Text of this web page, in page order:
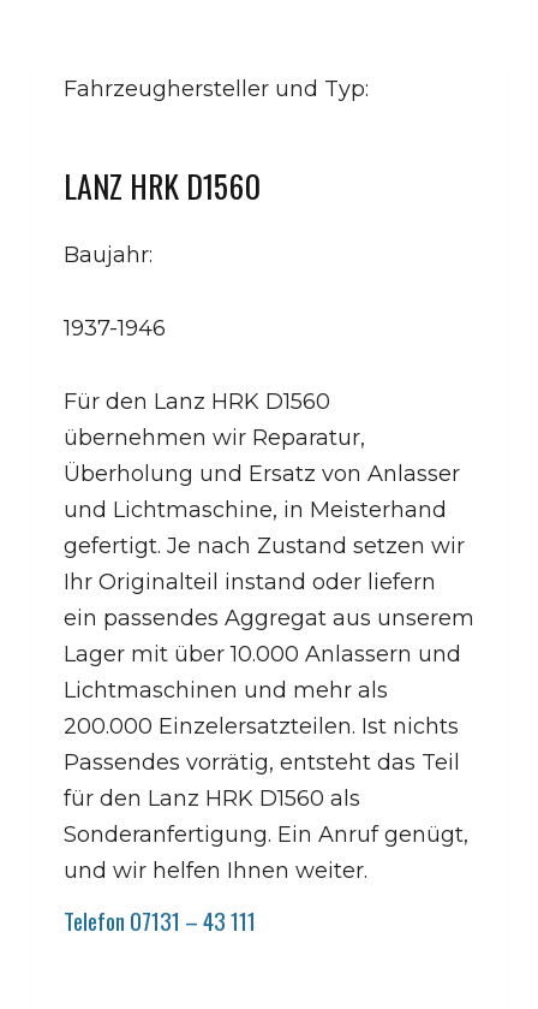
Fahrzeughersteller und Typ:
LANZ HRK D1560
Baujahr:
1937-1946
Für den Lanz HRK D1560
übernehmen wir Reparatur,
Überholung und Ersatz von Anlasser
und Lichtmaschine, in Meisterhand
gefertigt. Je nach Zustand setzen wir
Ihr Originalteil instand oder liefern
ein passendes Aggregat aus unserem
Lager mit über 10.000 Anlassern und
Lichtmaschinen und mehr als
200.000 Einzelersatzteilen. Ist nichts
Passendes vorrätig, entsteht das Teil
für den Lanz HRK D1560 als
Sonderanfertigung. Ein Anruf genügt,
und wir helfen Ihnen weiter.
Telefon 07131 – 43 111